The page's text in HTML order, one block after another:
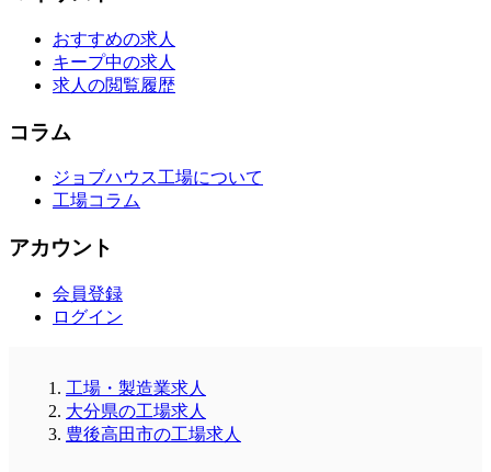
おすすめの求人
キープ中の求人
求人の閲覧履歴
コラム
ジョブハウス工場について
工場コラム
アカウント
会員登録
ログイン
工場・製造業求人
大分県の工場求人
豊後高田市の工場求人